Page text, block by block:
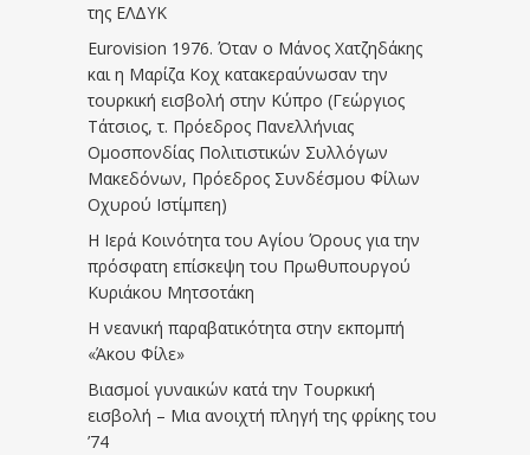
της ΕΛΔΥΚ
Eurovision 1976. Όταν ο Μάνος Χατζηδάκης
και η Μαρίζα Κοχ κατακεραύνωσαν την
τουρκική εισβολή στην Κύπρο (Γεώργιος
Τάτσιος, τ. Πρόεδρος Πανελλήνιας
Ομοσπονδίας Πολιτιστικών Συλλόγων
Μακεδόνων, Πρόεδρος Συνδέσμου Φίλων
Οχυρού Ιστίμπεη)
Η Ιερά Κοινότητα του Αγίου Όρους για την
πρόσφατη επίσκεψη του Πρωθυπουργού
Κυριάκου Μητσοτάκη
Η νεανική παραβατικότητα στην εκπομπή
«Άκου Φίλε»
Βιασμοί γυναικών κατά την Τουρκική
εισβολή – Μια ανοιχτή πληγή της φρίκης του
’74